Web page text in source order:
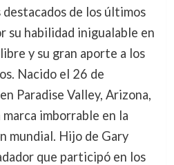
destacados de los últimos
su habilidad inigualable en
y su gran aporte a los
Nacido el 26 de
Paradise Valley, Arizona,
imborrable en la
mundial. Hijo de Gary
que participó en los